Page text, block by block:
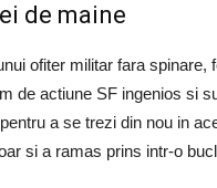
de maine
ofiter militar fara
de actiune SF ingenios si
a se trezi din nou in
si a ramas prins intr-o